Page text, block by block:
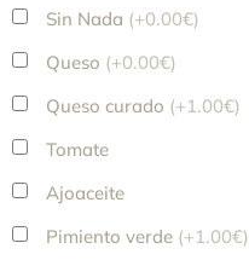
Sin Nada (+0.00€)
Queso (+0.00€)
Queso curado (+1.00€)
Tomate
Ajoaceite
Pimiento verde (+1.00€)